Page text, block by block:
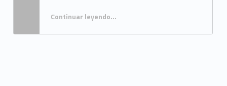
Continuar leyendo
“El IECG celebra las Jornadas de Literatura y Periodismo 2026”
…